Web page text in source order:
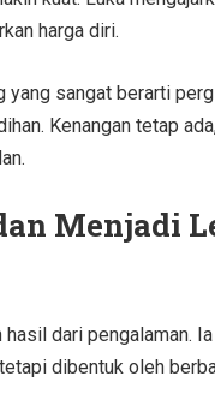
harga diri.
yang sangat berarti
Kenangan tetap
Menjadi
hasil dari pengalaman.
dibentuk oleh